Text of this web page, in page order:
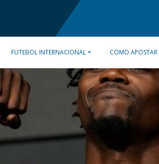
FUTEBOL INTERNACIONAL COMO APOSTAR